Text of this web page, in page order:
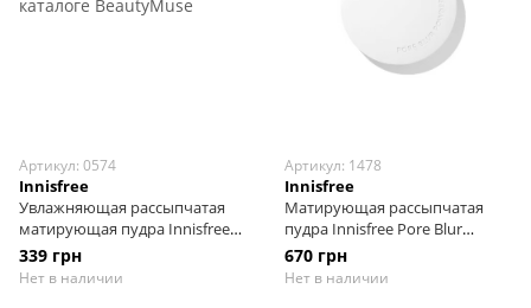
Артикул: 0574
Innisfree
Увлажняющая рассыпчатая
матирующая пудра Innisfree
No-Sebum Moisture Powder, 5 г
339 грн
Нет в наличии
Артикул: 1478
Innisfree
Матирующая рассыпчатая
пудра Innisfree Pore Blur
Powder, 11 г
670 грн
Нет в наличии